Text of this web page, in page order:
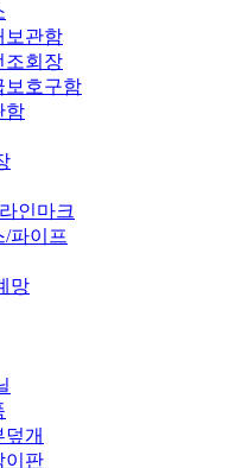
보관함
조회장
보호구함
함
인마크
/파이프
망
덮개
이판